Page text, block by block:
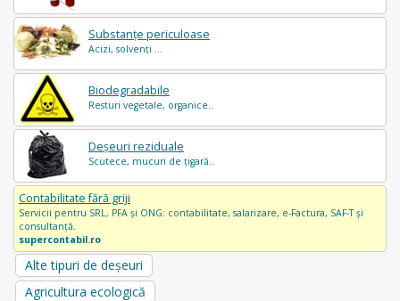
Substanțe periculoase
Acizi, solvenți ...
Biodegradabile
Resturi vegetale, organice..
Deșeuri reziduale
Scutece, mucuri de țigară..
Contabilitate fără griji
Servicii pentru SRL, PFA și ONG: contabilitate, salarizare, e-Factura, SAF-T și
consultanță.
supercontabil.ro
Alte tipuri de deșeuri
Agricultura ecologică